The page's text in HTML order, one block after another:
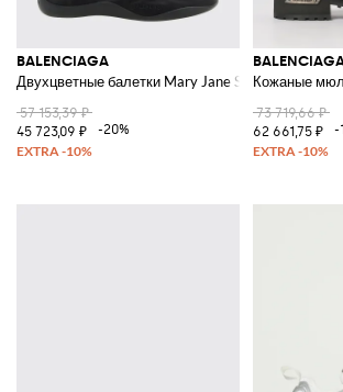
BALENCIAGA
Двухцветные балетки Mary Jane Shibuya из
57 153,39 ₽
45 723,09 ₽
-20%
Кожаные
73 719,66 ₽
62 661,75 ₽
-